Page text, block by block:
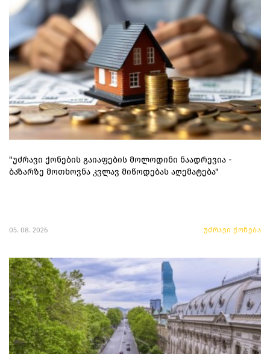
"უძრავი ქონების გაიაფების მოლოდინი ნაადრევია -
ბაზარზე მოთხოვნა კვლავ მიწოდებას აღემატება"
05. 08. 2026 უძრავი ქონება